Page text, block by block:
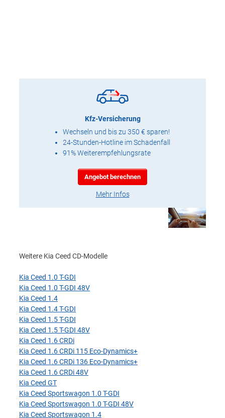
Kfz-Versicherung
Wechseln und bis zu 350 € sparen!
24-Stunden-Hotline im Schadenfall
91% Weiterempfehlungsrate
Angebot berechnen
Mehr Infos
Weitere Kia Ceed CD-Modelle
Kia Ceed 1.0 T-GDI
Kia Ceed 1.0 T-GDI 48V
Kia Ceed 1.4
Kia Ceed 1.4 T-GDI
Kia Ceed 1.5 T-GDI
Kia Ceed 1.5 T-GDI 48V
Kia Ceed 1.6 CRDi
Kia Ceed 1.6 CRDi 115 Eco-Dynamics+
Kia Ceed 1.6 CRDi 136 Eco-Dynamics+
Kia Ceed 1.6 CRDi 48V
Kia Ceed GT
Kia Ceed Sportswagon 1.0 T-GDI
Kia Ceed Sportswagon 1.0 T-GDI 48V
Kia Ceed Sportswagon 1.4